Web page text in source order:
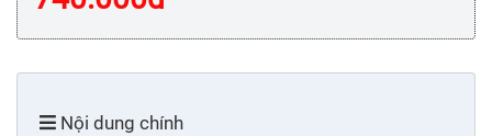
Nội dung chính